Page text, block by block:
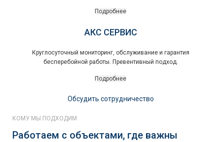
Подробнее
АКС СЕРВИС
Круглосуточный мониторинг, обслуживание и гарантия
бесперебойной работы. Превентивный подход.
Подробнее
Обсудить сотрудничество
КОМУ МЫ ПОДХОДИМ
Работаем с объектами, где важны